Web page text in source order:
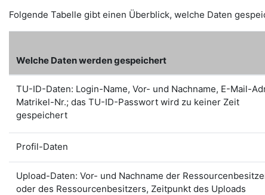
Folgende Tabelle gibt einen Überblick, welche Daten
Welche Daten werden gespeichert
TU-ID-Daten: Login-Name, Vor- und Nachname, E-Mail-
Matrikel-Nr.; das TU-ID-Passwort wird zu keiner Zeit
gespeichert
Profil-Daten
Upload-Daten: Vor- und Nachname der
oder des Ressourcenbesitzers, Zeitpunkt des Uploads